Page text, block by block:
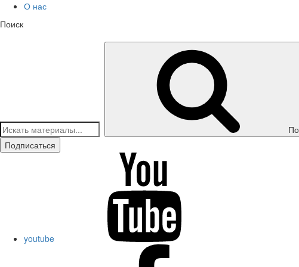
О нас
Поиск
Подписаться
youtube